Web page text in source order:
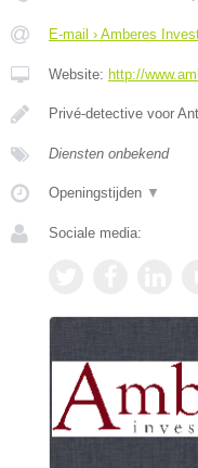
E-mail › Amberes
Website: http://
Privé-detective voor
Diensten onbekend
Openingstijden ▼
Sociale media: